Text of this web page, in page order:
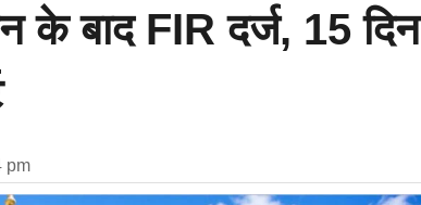
के बाद FIR दर्ज, 15 दिन
pm